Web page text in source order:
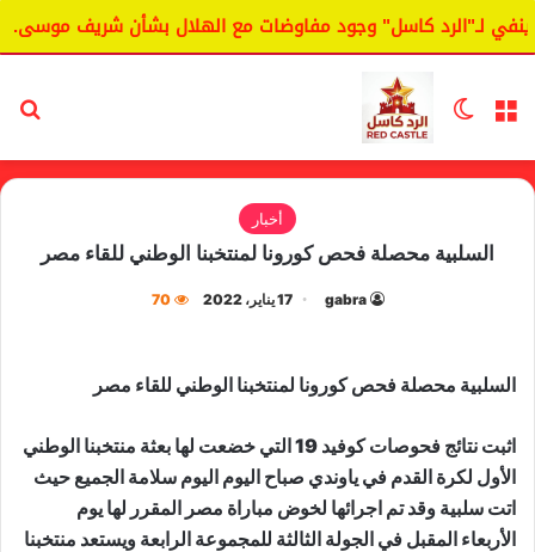
لـ"الرد كاسل" وجود مفاوضات مع الهلال بشأن شريف موسى.
القائمة الوضع المظلم
أخبار
السلبية محصلة فحص كورونا لمنتخبنا الوطني للقاء مصر
gabra 17 يناير، 2022 70
السلبية محصلة فحص كورونا لمنتخبنا الوطني للقاء مصر
اثبت نتائج فحوصات كوفيد 19 التي خضعت لها بعثة منتخبنا الوطني
الأول لكرة القدم في ياوندي صباح اليوم اليوم سلامة الجميع حيث
اتت سلبية وقد تم اجرائها لخوض مباراة مصر المقرر لها يوم
الأربعاء المقبل في الجولة الثالثة للمجموعة الرابعة ويستعد منتخبنا